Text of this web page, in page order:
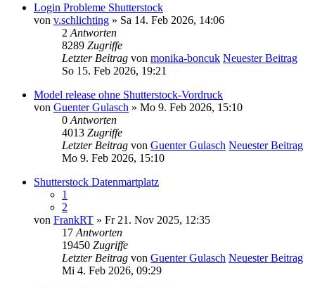
Login Probleme Shutterstock
von v.schlichting » Sa 14. Feb 2026, 14:06
2 Antworten
8289 Zugriffe
Letzter Beitrag von monika-boncuk Neuester Beitrag
So 15. Feb 2026, 19:21
Model release ohne Shutterstock-Vordruck
von Guenter Gulasch » Mo 9. Feb 2026, 15:10
0 Antworten
4013 Zugriffe
Letzter Beitrag von Guenter Gulasch Neuester Beitrag
Mo 9. Feb 2026, 15:10
Shutterstock Datenmartplatz
1
2
von FrankRT » Fr 21. Nov 2025, 12:35
17 Antworten
19450 Zugriffe
Letzter Beitrag von Guenter Gulasch Neuester Beitrag
Mi 4. Feb 2026, 09:29